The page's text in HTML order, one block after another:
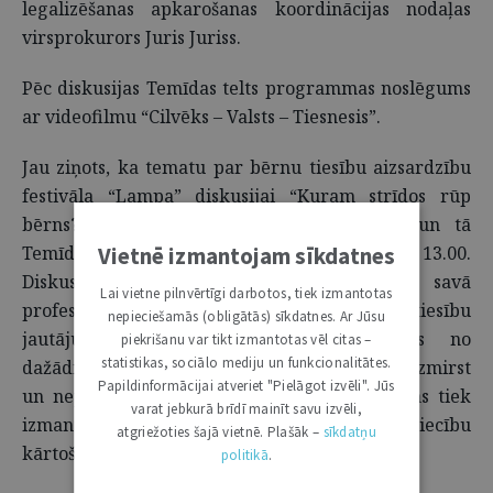
legalizēšanas apkarošanas koordinācijas nodaļas
virsprokurors Juris Juriss.
Pēc diskusijas Temīdas telts programmas noslēgums
ar videofilmu “Cilvēks – Valsts – Tiesnesis”.
Jau ziņots, ka tematu par bērnu tiesību aizsardzību
festivāla “Lampa” diskusijai “Kuram strīdos rūp
bērns?” virza Latvijas Tiesnešu biedrība, un tā
Temīdas teltī notiks sestdien, 2. jūlijā, plkst. 13.00.
Diskusijas laikā tiesu varas pārstāvji, kas savā
profesionālajā darbā saskaras ar bērnu tiesību
jautājumiem, kopīgi meklēs risinājumus no
dažādiem aspektiem: kā ģimenes strīdos neaizmirst
un nepazaudēt bērna intereses, jo bieži bērns tiek
izmantots kā līdzeklis savstarpējo attiecību
kārtošanā.
Vietnē izmantojam sīkdatnes
Lai vietne pilnvērtīgi darbotos, tiek izmantotas
nepieciešamās (obligātās) sīkdatnes. Ar Jūsu
piekrišanu var tikt izmantotas vēl citas –
statistikas, sociālo mediju un funkcionalitātes.
Papildinformācijai atveriet "Pielāgot izvēli". Jūs
varat jebkurā brīdī mainīt savu izvēli,
atgriežoties šajā vietnē. Plašāk – sīkdatņu
politikā.